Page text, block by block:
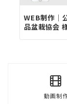
WEB制作｜
品盆栽協会
動画制